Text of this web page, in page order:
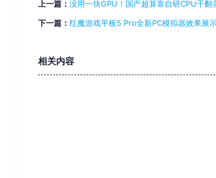
上一篇： 没用一块GPU！国产超算靠自研CPU干翻
下一篇： 红魔游戏平板5 Pro全新PC模拟器效果展
相关内容